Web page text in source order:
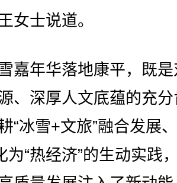
女士说道。
年华落地康平，既是
、深厚人文底蕴的充
“冰雪+文旅”融合发展
为“热经济”的生动实践